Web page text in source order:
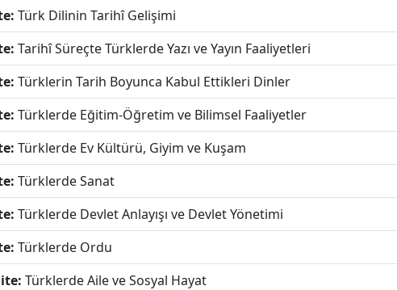
Türk Dilinin Tarihî Gelişimi
Tarihî Süreçte Türklerde Yazı ve Yayın Faaliyetleri
Türklerin Tarih Boyunca Kabul Ettikleri Dinler
Türklerde Eğitim-Öğretim ve Bilimsel Faaliyetler
Türklerde Ev Kültürü, Giyim ve Kuşam
Türklerde Sanat
Türklerde Devlet Anlayışı ve Devlet Yönetimi
Türklerde Ordu
Türklerde Aile ve Sosyal Hayat